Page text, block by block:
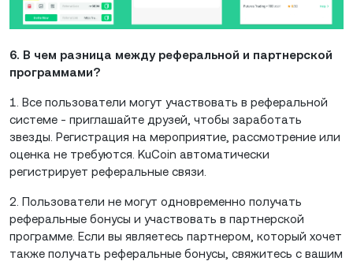
6. В чем разница между реферальной и партнерской
программами?
1. Все пользователи могут участвовать в реферальной
системе - приглашайте друзей, чтобы заработать
звезды. Регистрация на мероприятие, рассмотрение или
оценка не требуются. KuCoin автоматически
регистрирует реферальные связи.
2. Пользователи не могут одновременно получать
реферальные бонусы и участвовать в партнерской
программе. Если вы являетесь партнером, который хочет
также получать реферальные бонусы, свяжитесь с вашим